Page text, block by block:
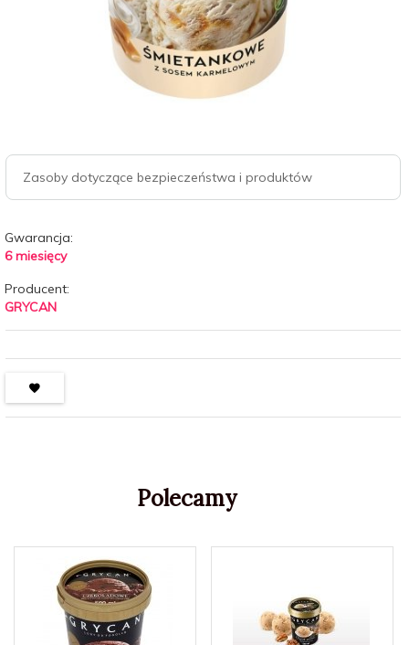
Zasoby dotyczące bezpieczeństwa i produktów
Gwarancja:
6 miesięcy
Producent:
GRYCAN
Polecamy